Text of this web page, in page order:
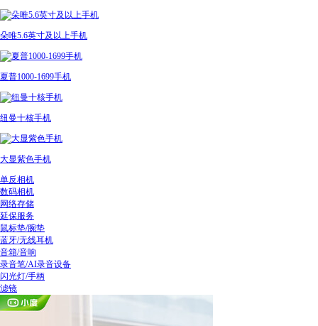
朵唯5.6英寸及以上手机
夏普1000-1699手机
纽曼十核手机
大显紫色手机
单反相机
数码相机
网络存储
延保服务
鼠标垫/腕垫
蓝牙/无线耳机
音箱/音响
录音笔/AI录音设备
闪光灯/手柄
滤镜